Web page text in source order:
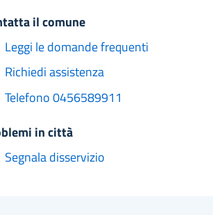
il comune
Leggi le domande frequenti
Richiedi assistenza
Telefono 0456589911
in città
Segnala disservizio